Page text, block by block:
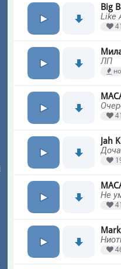
Big
Like
ЛП
Jah
Доча
Не